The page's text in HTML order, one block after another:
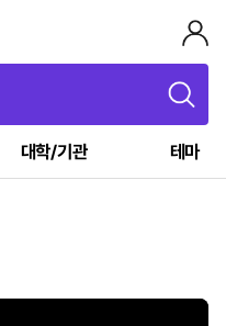
대학/기관 테마